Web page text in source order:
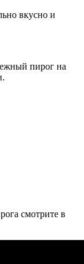
пирог на
смотрите в